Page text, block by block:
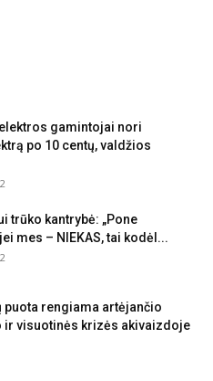
gamintojai nori
po 10 centų, valdžios
trūko kantrybė: „Pone
mes – NIEKAS, tai kodėl...
puota rengiama artėjančio
ir visuotinės krizės akivaizdoje